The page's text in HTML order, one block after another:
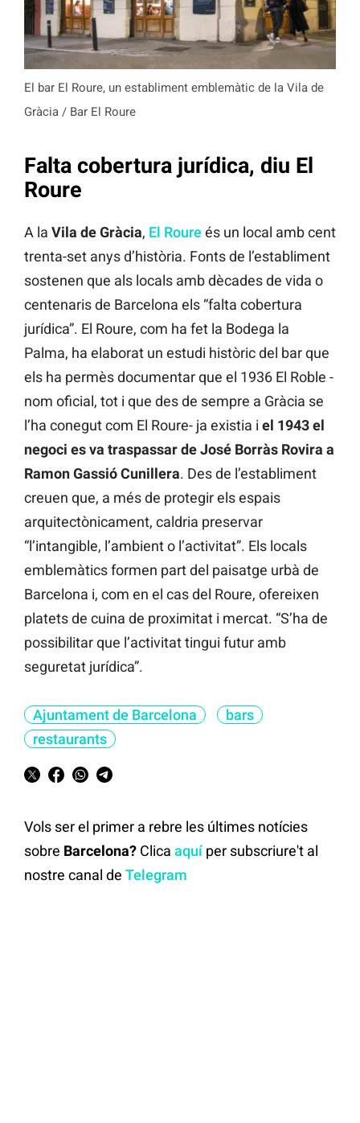
El bar El Roure, un establiment emblemàtic de la Vila de
Gràcia / Bar El Roure
Falta cobertura jurídica, diu El
Roure
A la Vila de Gràcia, El Roure és un local amb cent
trenta-set anys d’història. Fonts de l’establiment
sostenen que als locals amb dècades de vida o
centenaris de Barcelona els “falta cobertura
jurídica”. El Roure, com ha fet la Bodega la
Palma, ha elaborat un estudi històric del bar que
els ha permès documentar que el 1936 El Roble -
nom oficial, tot i que des de sempre a Gràcia se
l’ha conegut com El Roure- ja existia i el 1943 el
negoci es va traspassar de José Borràs Rovira a
Ramon Gassió Cunillera. Des de l’establiment
creuen que, a més de protegir els espais
arquitectònicament, caldria preservar
“l’intangible, l’ambient o l’activitat”. Els locals
emblemàtics formen part del paisatge urbà de
Barcelona i, com en el cas del Roure, ofereixen
platets de cuina de proximitat i mercat. “S’ha de
possibilitar que l’activitat tingui futur amb
seguretat jurídica”.
Ajuntament de Barcelona
bars
restaurants
Vols ser el primer a rebre les últimes notícies
sobre Barcelona? Clica aquíper subscriure't al
nostre canal de Telegram